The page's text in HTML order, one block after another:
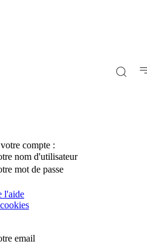
compte :
nom d'utilisateur
mot de passe
l'aide
email